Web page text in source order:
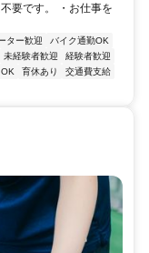
要です。 ・お仕事を
ター歓迎
バイク通勤OK
未経験者歓迎
経験者歓迎
育休あり
交通費支給